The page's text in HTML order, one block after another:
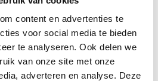
content en advertenties te
voor social media te bieden
te analyseren. Ook delen we
van onze site met onze
adverteren en analyse. Deze
weten om goed